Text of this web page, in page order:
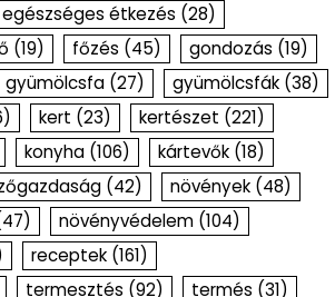
egészséges étkezés (28)
(19) főzés (45) gondozás (19)
gyümölcsfa (27) gyümölcsfák (38)
kert (23) kertészet (221)
konyha (106) kártevők (18)
(42) növények (48)
növényvédelem (104)
receptek (161)
termesztés (92) termés (31)